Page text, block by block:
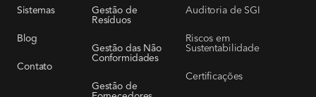
Sistemas
Blog
Contato
Gestão de
Resíduos
Gestão das Não
Conformidades
Gestão de
Auditoria de SGI
Riscos em
Sustentabilidade
Certificações